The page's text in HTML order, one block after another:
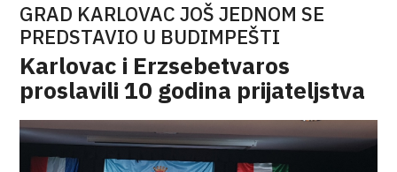
GRAD KARLOVAC JOŠ JEDNOM SE
PREDSTAVIO U BUDIMPEŠTI
Karlovac i Erzsebetvaros
proslavili 10 godina prijateljstva